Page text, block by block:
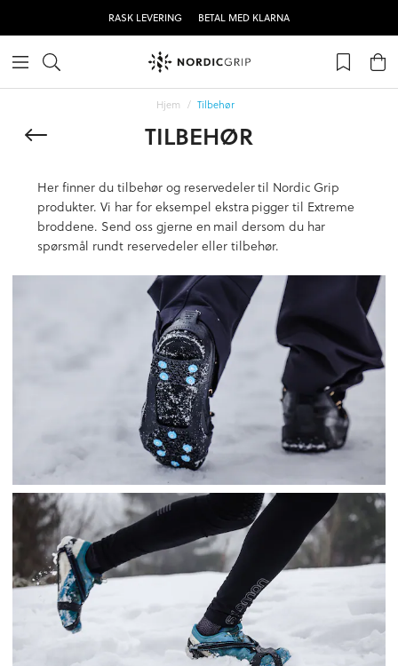
RASK LEVERING BETAL MED KLARNA
Hjem Tilbehør
TILBEHØR
Her finner du tilbehør og reservedeler til Nordic Grip
produkter. Vi har for eksempel ekstra pigger til Extreme
broddene. Send oss gjerne en mail dersom du har
spørsmål rundt reservedeler eller tilbehør.